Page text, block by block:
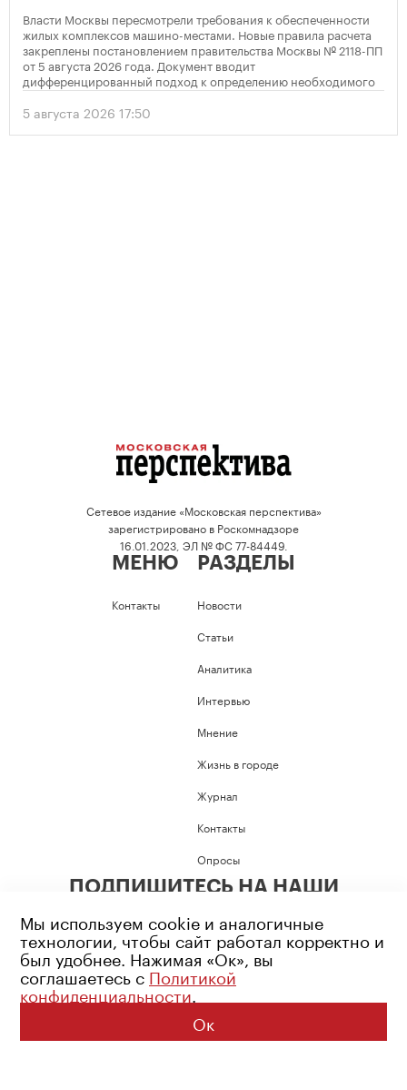
Власти Москвы пересмотрели требования к обеспеченности
жилых комплексов машино-местами. Новые правила расчета
закреплены постановлением правительства Москвы № 2118-ПП
от 5 августа 2026 года. Документ вводит
дифференцированный подход к определению необходимого
количества парковок в зависимости от площади квартир и
устанавливает переходный период для уже согласованных
проектов.
5 августа 2026 17:50
Сетевое издание «Московская перспектива»
зарегистрировано в Роскомнадзоре
16.01.2023, ЭЛ № ФС 77-84449.
МЕНЮ
Контакты
РАЗДЕЛЫ
Новости
Статьи
Аналитика
Интервью
Мнение
Жизнь в городе
Журнал
Контакты
Опросы
ПОДПИШИТЕСЬ НА НАШИ
Возрастное ограничение: 16+
Политика конфиденциальности
© 2026 Все права защищены
Мы используем cookie и аналогичные
технологии, чтобы сайт работал корректно и
был удобнее. Нажимая «Ок», вы
соглашаетесь с Политикой
конфиденциальности.
Ок